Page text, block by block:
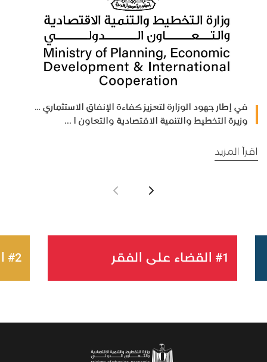
في إطار جهود الوزارة لتعزيز كفاءة الإنفاق الاستثماري …
وزيرة التخطيط والتنمية الاقتصادية والتعاون ا ...
اقرأ المزيد
#1 القضاء على الفقر #2 القضاء التام على الجوع